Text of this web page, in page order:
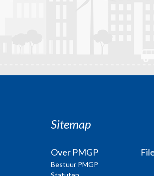
Sitemap
Over PMGP
Bestuur PMGP